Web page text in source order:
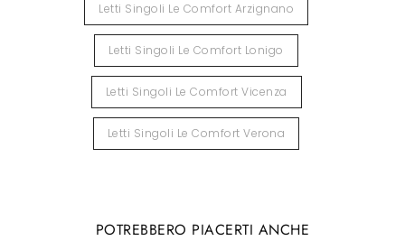
Letti Singoli Le Comfort Arzignano
Letti Singoli Le Comfort Lonigo
Letti Singoli Le Comfort Vicenza
Letti Singoli Le Comfort Verona
POTREBBERO PIACERTI ANCHE